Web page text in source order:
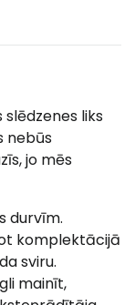
liks
nebūs
jo mēs
durvīm.
komplektācijā
sviru.
mainīt,